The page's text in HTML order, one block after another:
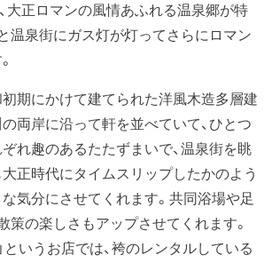
大正ロマンの風情あふれる温泉郷が特
温泉街にガス灯が灯ってさらにロマン
期にかけて建てられた洋風木造多層建
両岸に沿って軒を並べていて、ひとつ
れ趣のあるたたずまいで、温泉街を眺
正時代にタイムスリップしたかのよう
気分にさせてくれます。共同浴場や足
策の楽しさもアップさせてくれます。
というお店では、袴のレンタルしている